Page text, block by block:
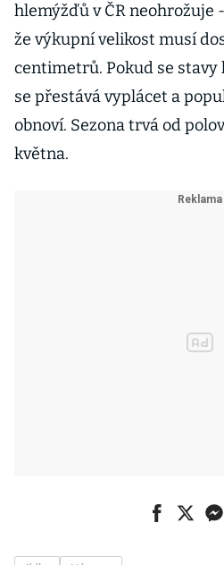
hlemýžďů v ČR neohrožuje
že výkupní velikost musí
centimetrů. Pokud se
se přestává vyplácet a
obnoví. Sezona trvá od
května.